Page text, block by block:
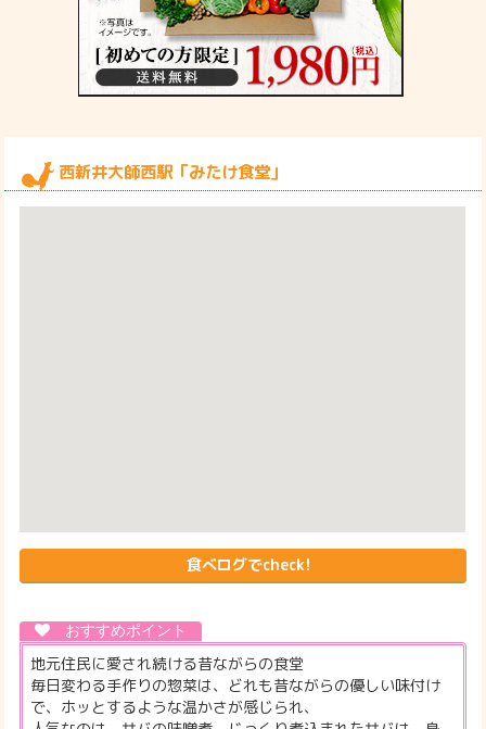
西新井大師西駅「みたけ食堂」
食べログでcheck!
地元住民に愛され続ける昔ながらの食堂
毎日変わる手作りの惣菜は、どれも昔ながらの優しい味付け
で、ホッとするような温かさが感じられ、